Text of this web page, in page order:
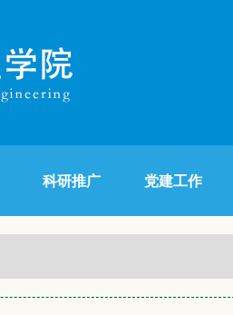
科研推广 党建工作